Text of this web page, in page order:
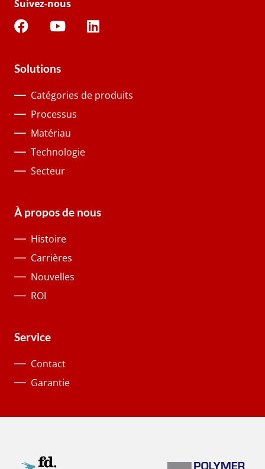
Suivez-nous
Solutions
Catégories de produits
Processus
Matériau
Technologie
Secteur
À propos de nous
Histoire
Carrières
Nouvelles
ROI
Service
Contact
Garantie